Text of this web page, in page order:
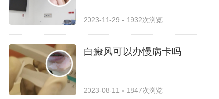
2023-11-29 1932次浏览
白癜风可以办慢病卡吗
2023-08-11 1847次浏览